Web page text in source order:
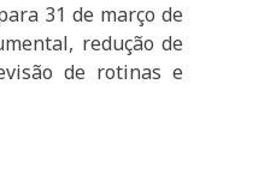
31 de março de
redução de
de rotinas e